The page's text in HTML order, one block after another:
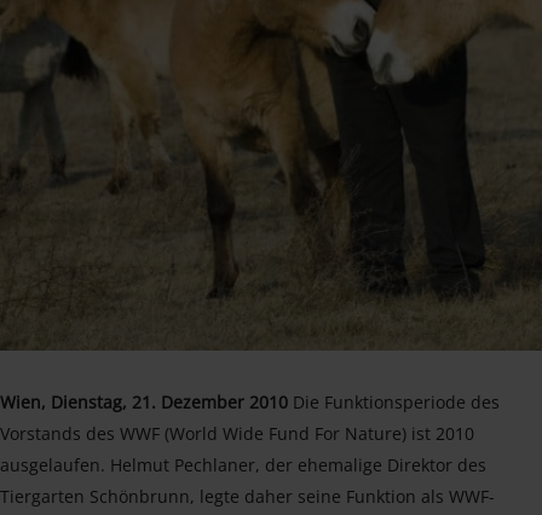
Wien, Dienstag, 21. Dezember 2010 Die Funktionsperiode des
Vorstands des WWF (World Wide Fund For Nature) ist 2010
ausgelaufen. Helmut Pechlaner, der ehemalige Direktor des
Tiergarten Schönbrunn, legte daher seine Funktion als WWF-